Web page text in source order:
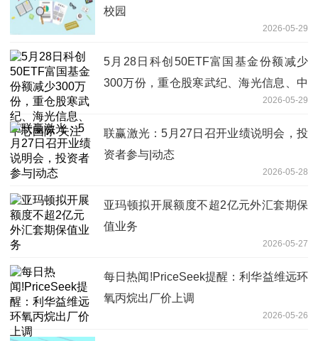
校园
2026-05-29
5月28日科创50ETF富国基金份额减少
300万份，重仓股寒武纪、海光信息、中
2026-05-29
联赢激光：5月27日召开业绩说明会，投
资者参与|动态
2026-05-28
亚玛顿拟开展额度不超2亿元外汇套期保
值业务
2026-05-27
每日热闻!PriceSeek提醒：利华益维远环
氧丙烷出厂价上调
2026-05-26